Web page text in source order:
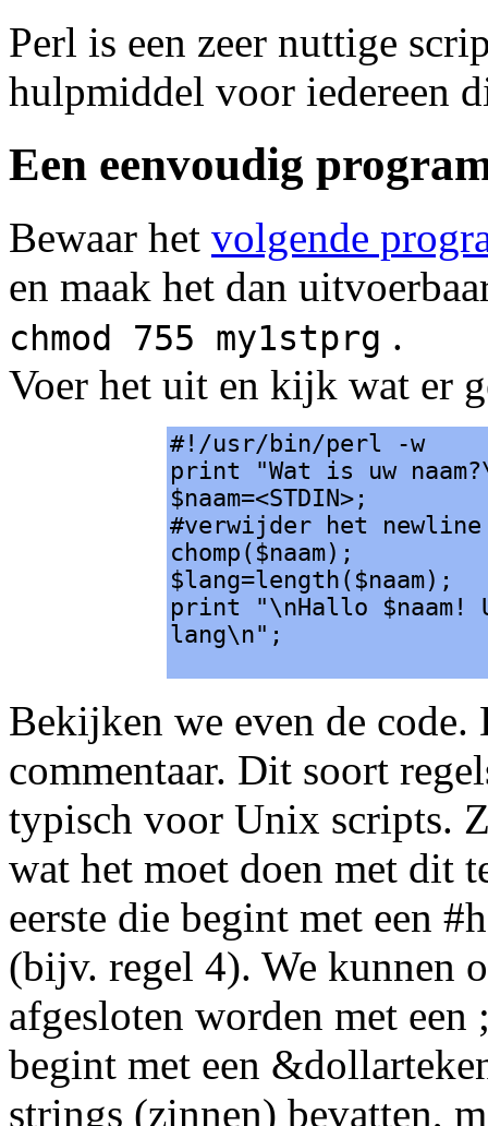
Perl is een zeer nuttige
hulpmiddel voor iedereen
Een eenvoudig
Bewaar het volgende
en maak het dan
chmod 755 my1stprg .
Voer het uit en kijk wat er
#!/usr/bin/perl -w
print "Wat is uw
$naam=<STDIN>;
#verwijder het
chomp($naam);
$lang=length($naam);
print "\nHallo $naam!
lang\n";
Bekijken we even de code.
commentaar. Dit soort
typisch voor Unix scripts.
wat het moet doen met dit
eerste die begint met een
(bijv. regel 4). We kunnen
afgesloten worden met
begint met een
strings (zinnen) bevatten,